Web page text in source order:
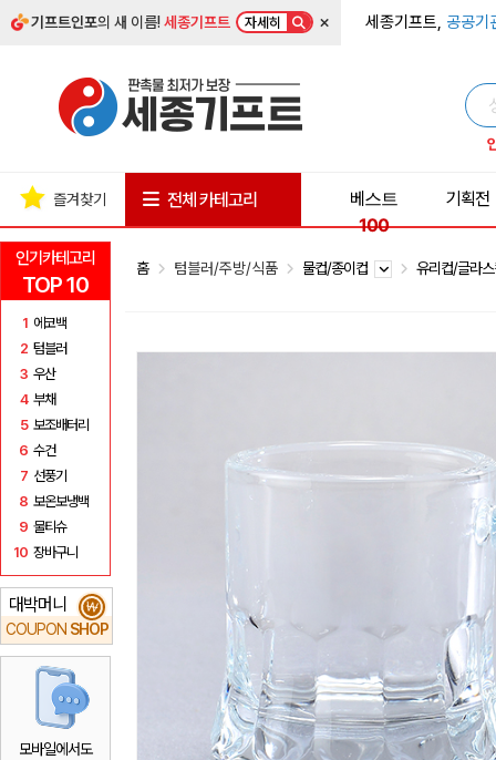
기프트인포의 새 이름!세종기프트 자세히 × 세종기프트, 공공기
인기카테고리
TOP 10
1 에코백
2 텀블러
3 우산
4 부채
5 보조배터리
6 수건
7 선풍기
8 보온보냉백
9 물티슈
10 장바구니
대박머니
COUPON SHOP
₩
모바일에서도
즐겨찾기 전체 카테고리
베스트
100
기획전
홈 텀블러/주방/식품 물컵/종이컵 유리컵/글라